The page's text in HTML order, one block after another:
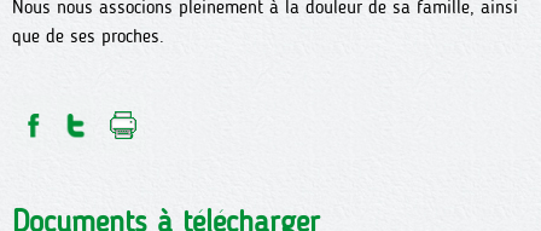
Nous nous associons pleinement à la douleur de sa famille, ainsi
que de ses proches.
Documents à télécharger